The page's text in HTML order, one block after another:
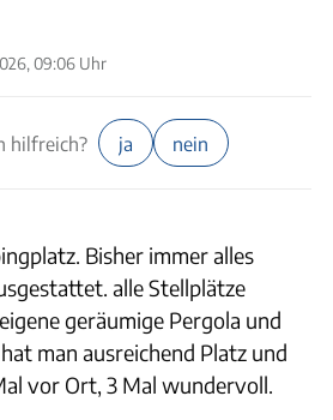
09:06 Uhr
hilfreich? ja nein
Bisher immer alles
alle Stellplätze
geräumige Pergola und
man ausreichend Platz und
vor Ort, 3 Mal wundervoll.